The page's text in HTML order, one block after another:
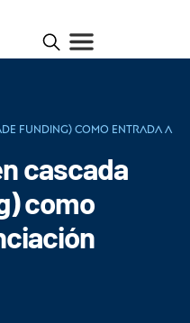
funding) como entrada a
cascada
como